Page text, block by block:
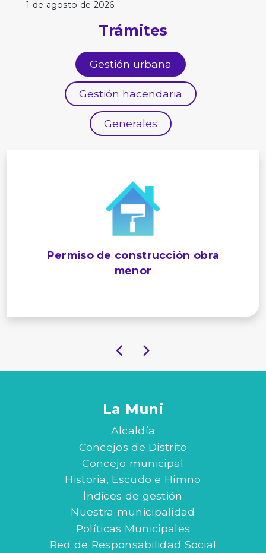
1 de agosto de 2026
Trámites
Gestión urbana
Gestión hacendaria
Generales
Permiso de construcción obra
menor
La Muni
Alcaldía
Concejos de Distrito
Concejo municipal
Historia, Escudo e Himno
Índices de gestión
Nuestra municipalidad
Políticas Municipales
Red de Responsabilidad Social